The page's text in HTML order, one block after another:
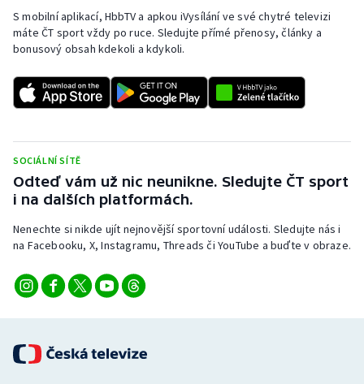
Rychlobruslení
Short track
Sportovní střelba
Stolní tenis
Triatlon
Vodní slalom
Volejbal
S mobilní aplikací, HbbTV a apkou iVysílání ve své chytré televizi
máte ČT sport vždy po ruce. Sledujte přímé přenosy, články a
bonusový obsah kdekoli a kdykoli.
SOCIÁLNÍ SÍTĚ
Odteď vám už nic neunikne. Sledujte ČT sport
i na dalších platformách.
Nenechte si nikde ujít nejnovější sportovní události. Sledujte nás i
na Facebooku, X, Instagramu, Threads či YouTube a buďte v obraze.